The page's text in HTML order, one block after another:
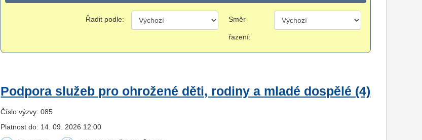
Řadit podle: Směr
řazení:
Podpora služeb pro ohrožené děti, rodiny a mladé dospělé (4)
Číslo výzvy: 085
Platnost do: 14. 09. 2026 12:00